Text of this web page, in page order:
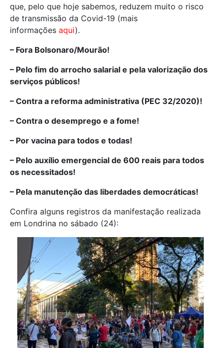
que, pelo que hoje sabemos, reduzem muito o risco
de transmissão da Covid-19 (mais
informações aqui).
– Fora Bolsonaro/Mourão!
– Pelo fim do arrocho salarial e pela valorização dos
serviços públicos!
– Contra a reforma administrativa (PEC 32/2020)!
– Contra o desemprego e a fome!
– Por vacina para todos e todas!
– Pelo auxílio emergencial de 600 reais para todos
os necessitados!
– Pela manutenção das liberdades democráticas!
Confira alguns registros da manifestação realizada
em Londrina no sábado (24):